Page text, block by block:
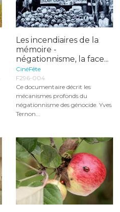
Les incendiaires de la
mémoire -
négationnisme, la face...
CinéFête
F296-004
Ce documentaire décrit les
mécanismes profonds du
négationnisme des génocide. Yves
Ternon...